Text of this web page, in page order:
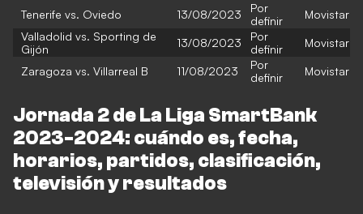
Tenerife vs. Oviedo 13/08/2023
Por
definir
Movistar
Valladolid vs. Sporting de
Gijón
13/08/2023
Por
definir
Movistar
Zaragoza vs. Villarreal B 11/08/2023
Por
definir
Movistar
Jornada 2 de La Liga SmartBank
2023-2024: cuándo es, fecha,
horarios, partidos, clasificación,
televisión y resultados